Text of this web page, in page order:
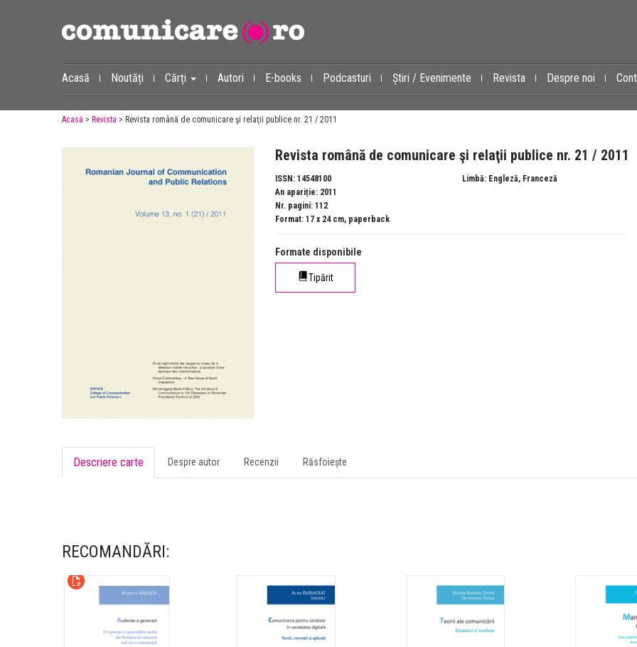
Acasă Noutăți Cărți Autori E-books Podcasturi Știri / Evenimente Revista Despre noi
Acasă > Revista > Revista română de comunicare şi relaţii publice nr. 21 / 2011
Revista română de comunicare şi relaţii publice nr. 21 / 2011
ISSN: 14548100
An apariție: 2011
Nr. pagini: 112
Format: 17 x 24 cm, paperback
Limbă: Engleză, Franceză
Formate disponibile
Tipărit
Descriere carte Despre autor Recenzii Răsfoiește
RECOMANDĂRI:
PROBLEMELE
LANSARE BOOKFEST